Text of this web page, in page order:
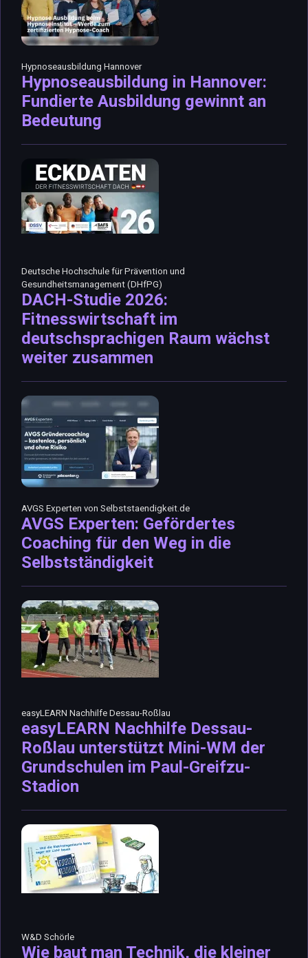
Hypnoseausbildung Hannover
Hypnoseausbildung in Hannover:
Fundierte Ausbildung gewinnt an
Bedeutung
Deutsche Hochschule für Prävention und
Gesundheitsmanagement (DHfPG)
DACH-Studie 2026:
Fitnesswirtschaft im
deutschsprachigen Raum wächst
weiter zusammen
AVGS Experten von Selbststaendigkeit.de
AVGS Experten: Gefördertes
Coaching für den Weg in die
Selbstständigkeit
easyLEARN Nachhilfe Dessau-Roßlau
easyLEARN Nachhilfe Dessau-
Roßlau unterstützt Mini-WM der
Grundschulen im Paul-Greifzu-
Stadion
W&D Schörle
Wie baut man Technik, die kleiner